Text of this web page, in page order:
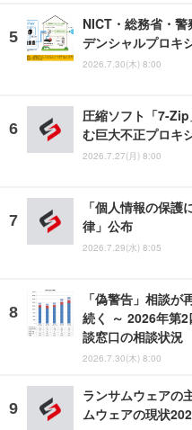
NICT・総務省・
デンシャルプロキ
2026.7.30(木) 8:00
圧縮ソフト「7-
む巨大不正プロキ
2026.7.27(月) 8:00
「個人情報の保
律」公布
2026.7.29(水) 8:05
「偽警告」相談
続く ～ 2026年第
談窓口の相談状況
2026.7.30(木) 8:00
ランサムウェアの
ムウェアの現状